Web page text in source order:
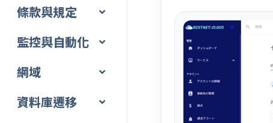
條款與規定
監控與自動化
網域
資料庫遷移